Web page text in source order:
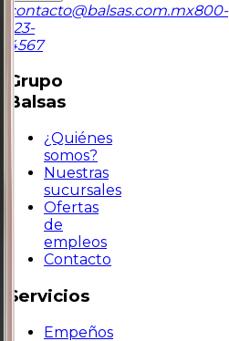
contacto@balsas.com.mx800-
123-
4567
Grupo
Balsas
¿Quiénes
somos?
Nuestras
sucursales
Ofertas
de
empleos
Contacto
Servicios
Empeños